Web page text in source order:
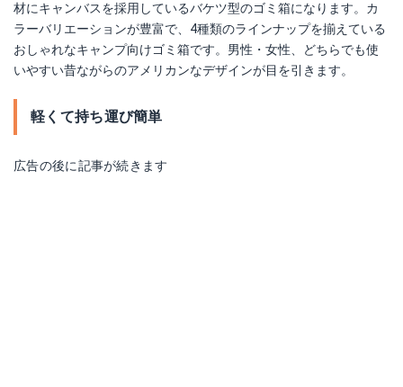
材にキャンバスを採用しているバケツ型のゴミ箱になります。カ
ラーバリエーションが豊富で、4種類のラインナップを揃えている
おしゃれなキャンプ向けゴミ箱です。男性・女性、どちらでも使
いやすい昔ながらのアメリカンなデザインが目を引きます。
軽くて持ち運び簡単
広告の後に記事が続きます